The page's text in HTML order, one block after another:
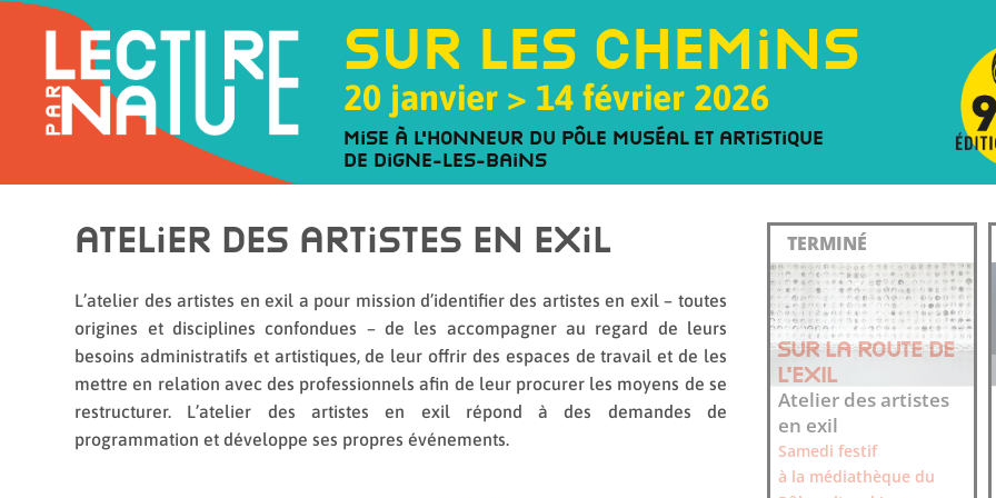
Sur les chemins
20 janvier > 14 février 2026
Mise à l'honneur du Pôle muséal et artistique
de Digne-les-Bains
Atelier des artistes en exil
L’atelier des artistes en exil a pour mission d’identifier des artistes en exil – toutes
origines et disciplines confondues – de les accompagner au regard de leurs
besoins administratifs et artistiques, de leur offrir des espaces de travail et de les
mettre en relation avec des professionnels afin de leur procurer les moyens de se
restructurer. L’atelier des artistes en exil répond à des demandes de
programmation et développe ses propres événements.
SUR LA ROUTE DE
L’EXIL
Atelier des artistes
en exil
Samedi festif
à la médiathèque du